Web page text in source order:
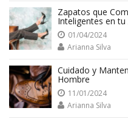
Zapatos que
Inteligentes en
01/04/2024
Arianna Silva
Cuidado y
Hombre
11/01/2024
Arianna Silva